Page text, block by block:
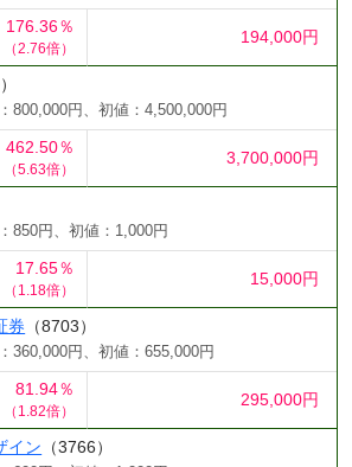
176.36％
（2.76倍）
194,000円
800,000円、初値：4,500,000円
462.50％
（5.63倍）
3,700,000円
850円、初値：1,000円
17.65％
（1.18倍）
15,000円
券 （8703）
360,000円、初値：655,000円
81.94％
（1.82倍）
295,000円
イン （3766）